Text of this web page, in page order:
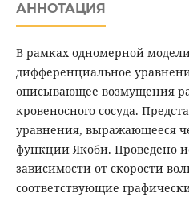
АННОТАЦИЯ
В рамках одномерной
дифференциальное
описывающее возмущения
кровеносного сосуда.
уравнения, выражающееся
функции Якоби. Проведено
зависимости от скорости
соответствующие